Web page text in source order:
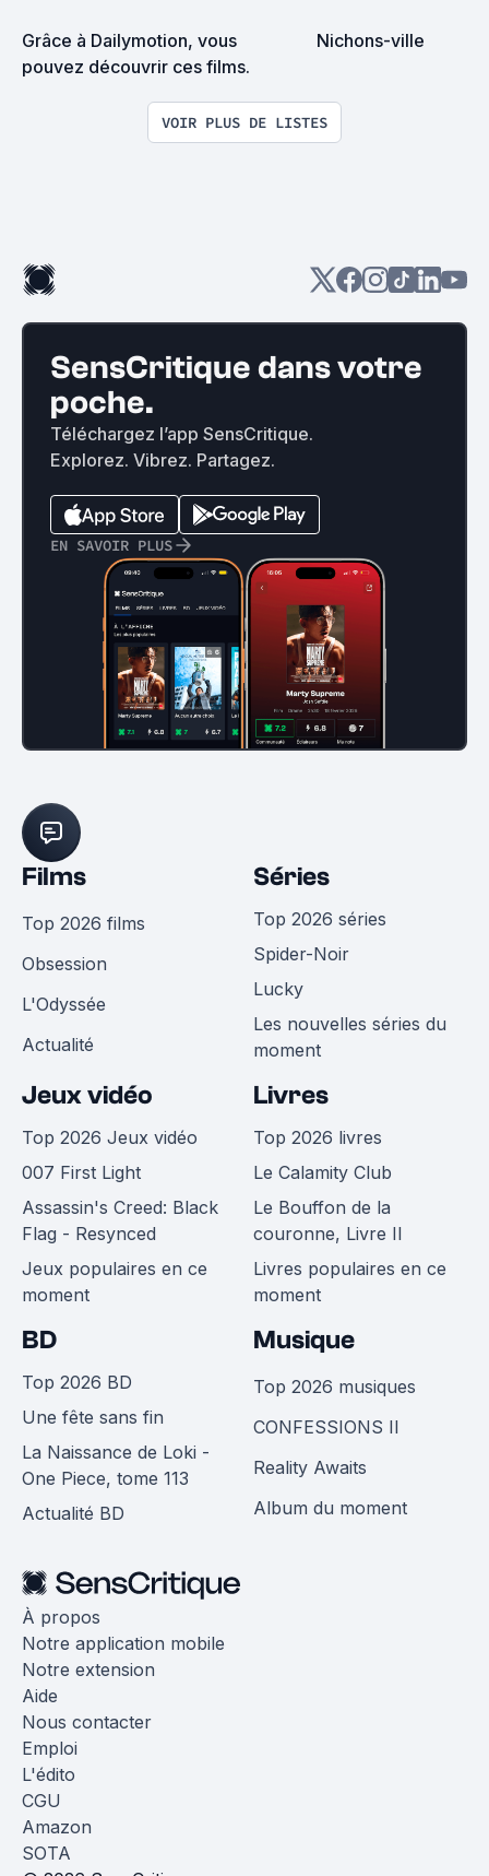
Grâce à Dailymotion, vous
pouvez découvrir ces films.
Nichons-ville
VOIR PLUS DE LISTES
SensCritique dans votre
poche.
Téléchargez l’app SensCritique.
Explorez. Vibrez. Partagez.
EN SAVOIR PLUS
Films
Top 2026 films
Obsession
L'Odyssée
Actualité
Séries
Top 2026 séries
Spider-Noir
Lucky
Les nouvelles séries du
moment
Jeux vidéo
Top 2026 Jeux vidéo
007 First Light
Assassin's Creed: Black
Flag - Resynced
Jeux populaires en ce
moment
Livres
Top 2026 livres
Le Calamity Club
Le Bouffon de la
couronne, Livre II
Livres populaires en ce
moment
BD
Top 2026 BD
Une fête sans fin
La Naissance de Loki -
One Piece, tome 113
Actualité BD
Musique
Top 2026 musiques
CONFESSIONS II
Reality Awaits
Album du moment
À propos
Notre application mobile
Notre extension
Aide
Nous contacter
Emploi
L'édito
CGU
Amazon
SOTA